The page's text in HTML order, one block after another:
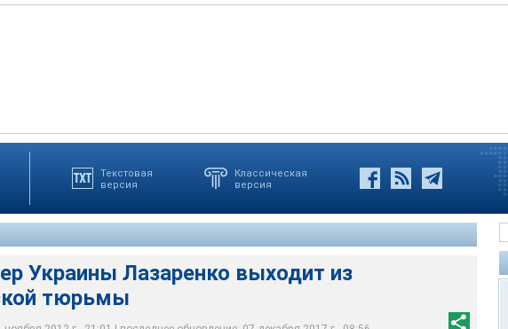
Текстовая
версия
Классическая
версия
Украины Лазаренко выходит из
тюрьмы
министр Украины Павел Лазаренко, который отбывал 10-летнее
Terminal Island в США, должен 1 ноября выйти на свободу